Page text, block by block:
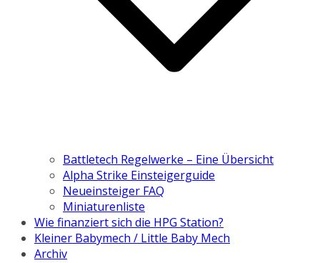
Battletech Regelwerke – Eine Übersicht
Alpha Strike Einsteigerguide
Neueinsteiger FAQ
Miniaturenliste
Wie finanziert sich die HPG Station?
Kleiner Babymech / Little Baby Mech
Archiv